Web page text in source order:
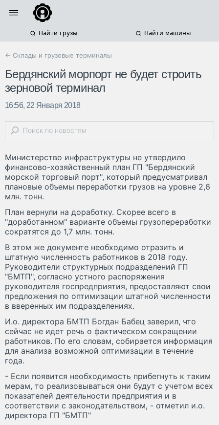
Найти грузы Найти машины
← Склады и грузовые терминалы
Бердянский морпорт не будет строить
зерновой терминал
16:56, 22 Января 2018
Министерство инфраструктуры не утвердило
финансово-хозяйственный план ГП "Бердянский
морской торговый порт", который предусматривал
плановые объемы переработки грузов на уровне 2,6
млн. тонн.
План вернули на доработку. Скорее всего в
"доработанном" варианте объемы грузопереработки
сократятся до 1,7 млн. тонн.
В этом же документе необходимо отразить и
штатную численность работников в 2018 году.
Руководители структурных подразделений ГП
"БМТП", согласно устного распоряжения
руководителя госпредприятия, предоставляют свои
предложения по оптимизации штатной численности
в вверенных им подразделениях.
И.о. директора БМТП Богдан Бабец заверил, что
сейчас не идет речь о фактическом сокращении
работников. По его словам, собирается информация
для анализа возможной оптимизации в течение
года.
- Если появится необходимость прибегнуть к таким
мерам, то реализовываться они будут с учетом всех
показателей деятельности предприятия и в
соответствии с законодательством, - отметил и.о.
директора ГП "БМТП"